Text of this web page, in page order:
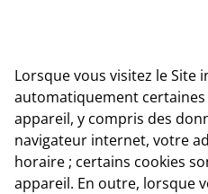
Lorsque vous visitez le Site
automatiquement
appareil, y compris des
navigateur internet, votre
horaire ; certains cookies
appareil. En outre, lorsque